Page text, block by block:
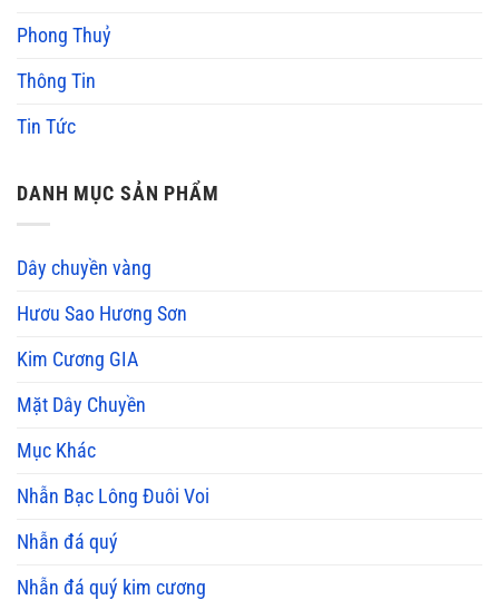
Phong Thuỷ
Thông Tin
Tin Tức
DANH MỤC SẢN PHẨM
Dây chuyền vàng
Hươu Sao Hương Sơn
Kim Cương GIA
Mặt Dây Chuyền
Mục Khác
Nhẫn Bạc Lông Đuôi Voi
Nhẫn đá quý
Nhẫn đá quý kim cương